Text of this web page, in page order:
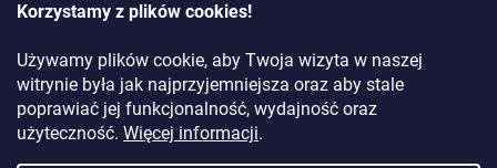
Korzystamy z plików cookies!
Używamy plików cookie, aby Twoja wizyta w naszej
witrynie była jak najprzyjemniejsza oraz aby stale
poprawiać jej funkcjonalność, wydajność oraz
użyteczność. Więcej informacji.
Maria H. 5/5
KOLEJNA OPINIA